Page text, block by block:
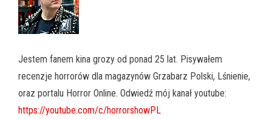
Jestem fanem kina grozy od ponad 25 lat. Pisywałem
recenzje horrorów dla magazynów Grzabarz Polski, Lśnienie,
oraz portalu Horror Online. Odwiedź mój kanał youtube:
https://youtube.com/c/horrorshowPL